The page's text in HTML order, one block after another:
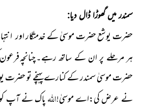
سمندر میں گھوڑا ڈال دیا:
حضرت یوشع حضرت موسیٰ کے خدمتگاراور
ہر مرحلے پر ان کے ساتھ رہے۔چنانچہ
حضرت موسیٰ سمندر کے کنارے پہنچے تو حضرت
نے عرض کی:اے موسیٰ!اللہپاک نے آپ